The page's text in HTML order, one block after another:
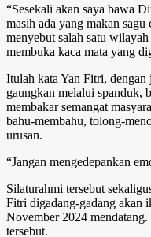
“Sesekali akan saya bawa
masih ada yang makan
menyebut salah satu
membuka kaca mata yang
Itulah kata Yan Fitri,
gaungkan melalui spanduk,
membakar semangat
bahu-membahu, tolong-
urusan.
“Jangan mengedepankan
Silaturahmi tersebut
Fitri digadang-gadang akan
November 2024
tersebut.